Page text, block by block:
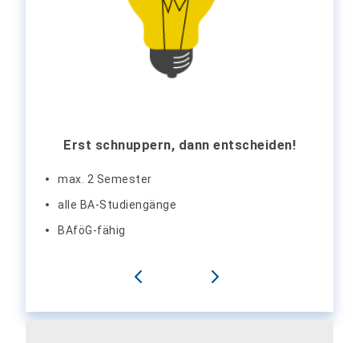
Erst schnuppern, dann entscheiden!
max. 2 Semester
alle BA-Studiengänge
BAföG-fähig